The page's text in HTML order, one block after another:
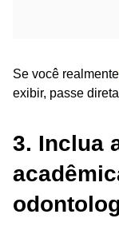
Se você realmente
exibir, passe
3. Inclua